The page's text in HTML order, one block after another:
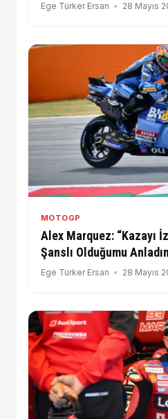
Ege Türker Ersan 28 Mayıs
MOTOGP
Alex Marquez: “Kazayı
Şanslı Olduğumu
Ege Türker Ersan 28 Mayıs